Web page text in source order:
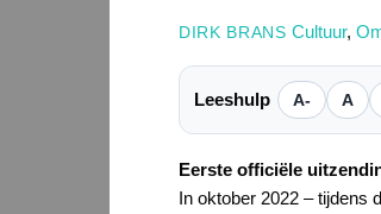
DIRK BRANS Cultuur,
Leeshulp A- A
Eerste officiële
In oktober 2022 – tijdens